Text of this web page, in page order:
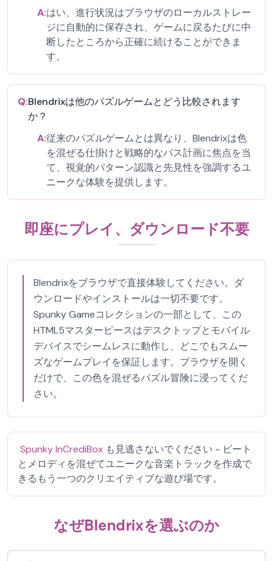
A:はい、進行状況はブラウザのローカルストレー
ジに自動的に保存され、ゲームに戻るたびに中
断したところから正確に続けることができま
す。
Q:Blendrixは他のパズルゲームとどう比較されます
か？
A:従来のパズルゲームとは異なり、Blendrixは色
を混ぜる仕掛けと戦略的なパス計画に焦点を当
て、視覚的パターン認識と先見性を強調するユ
ニークな体験を提供します。
即座にプレイ、ダウンロード不要
Blendrixをブラウザで直接体験してください。ダ
ウンロードやインストールは一切不要です。
Spunky Gameコレクションの一部として、この
HTML5マスターピースはデスクトップとモバイル
デバイスでシームレスに動作し、どこでもスムー
ズなゲームプレイを保証します。ブラウザを開く
だけで、この色を混ぜるパズル冒険に浸ってくだ
さい。
Spunky InCrediBox も見逃さないでください - ビート
とメロディを混ぜてユニークな音楽トラックを作成で
きるもう一つのクリエイティブな遊び場です。
なぜBlendrixを選ぶのか